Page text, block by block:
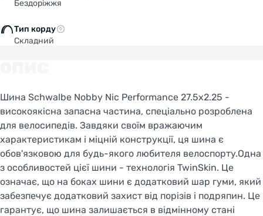
Бездоріжжя
Тип корду
Складний
Шина Schwalbe Nobby Nic Performance 27.5x2.25 -
високоякісна запасна частина, спеціально розроблена
для велосипедів. Завдяки своїм вражаючим
характеристикам і міцній конструкції, ця шина є
обов'язковою для будь-якого любителя велоспорту.Одна
з особливостей цієї шини - технологія TwinSkin. Це
означає, що на боках шини є додатковий шар гуми, який
забезпечує додатковий захист від порізів і подряпин. Це
гарантує, що шина залишається в відмінному стані